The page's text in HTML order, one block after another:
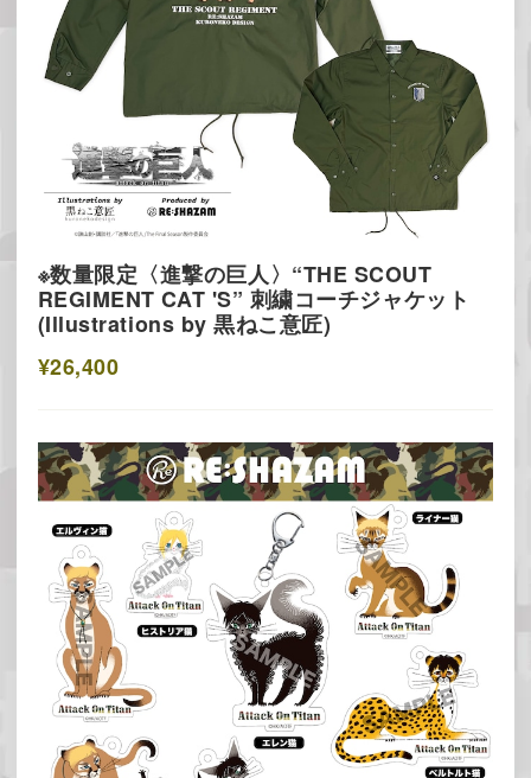
※数量限定〈進撃の巨人〉“THE SCOUT
REGIMENT CAT 'S” 刺繍コーチジャケット
(Illustrations by 黒ねこ意匠)
¥26,400